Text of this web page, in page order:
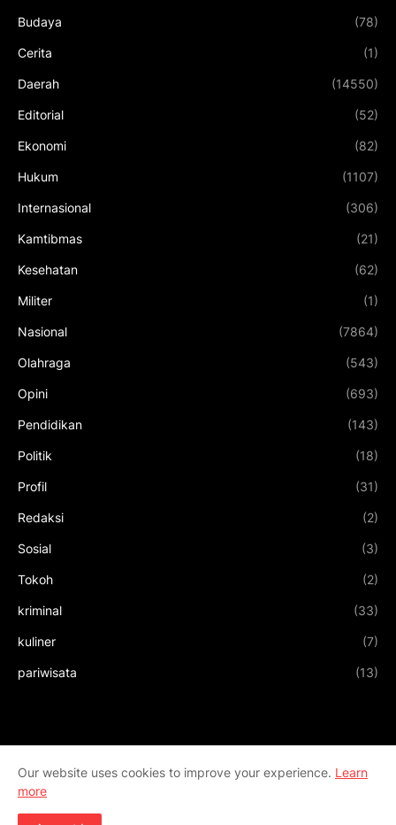
Budaya (78)
Cerita (1)
Daerah (14550)
Editorial (52)
Ekonomi (82)
Hukum (1107)
Internasional (306)
Kamtibmas (21)
Kesehatan (62)
Militer (1)
Nasional (7864)
Olahraga (543)
Opini (693)
Pendidikan (143)
Politik (18)
Profil (31)
Redaksi (2)
Sosial (3)
Tokoh (2)
kriminal (33)
kuliner (7)
pariwisata (13)
Our website uses cookies to improve your experience. Learn
more